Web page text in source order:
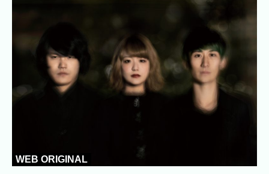
WEB ORIGINAL